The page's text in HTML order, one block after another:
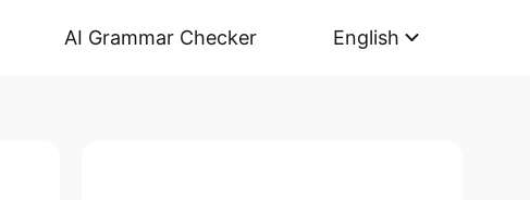
AI Grammar Checker English